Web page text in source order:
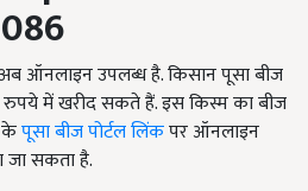
ऑनलाइन उपलब्ध है. किसान पूसा बीज
रुपये में खरीद सकते हैं. इस किस्म का बीज
केपूसा बीज पोर्टल लिंकपर ऑनलाइन
सकता है.